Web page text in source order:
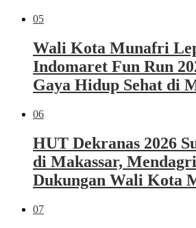
05
Wali Kota Munafri
Indomaret Fun Run
Gaya Hidup Sehat di
06
HUT Dekranas 2026
di Makassar,
Dukungan Wali Kota
07